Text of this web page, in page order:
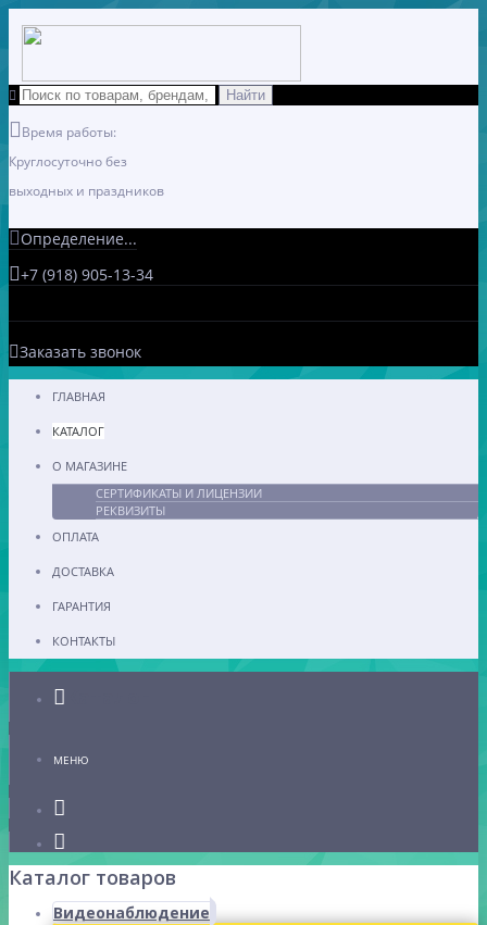
Время работы:
Круглосуточно без
выходных и праздников
Определение...
+7 (918) 905-13-34
Заказать звонок
ГЛАВНАЯ
КАТАЛОГ
О МАГАЗИНЕ
СЕРТИФИКАТЫ И ЛИЦЕНЗИИ
РЕКВИЗИТЫ
ОПЛАТА
ДОСТАВКА
ГАРАНТИЯ
КОНТАКТЫ
МЕНЮ
Каталог товаров
Видеонаблюдение